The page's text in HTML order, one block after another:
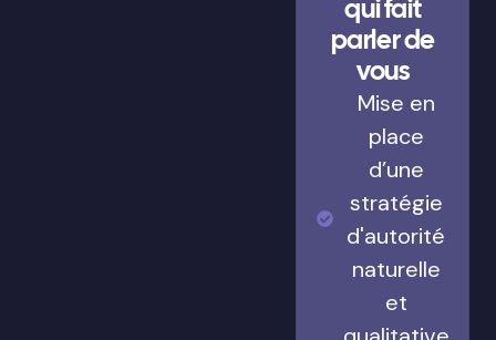
qui fait
parler de
vous
Mise en
place
d’une
stratégie
d'autorité
naturelle
et